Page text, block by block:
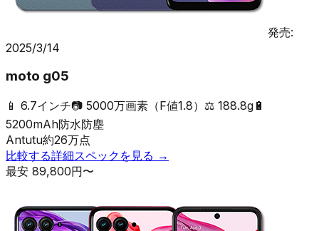
発売:
2025/3/14
moto g05
📱 6.7インチ📷 5000万画素（F値1.8） ⚖️ 188.8g 🔋
5200mAh防水防塵
Antutu約26万点
比較する詳細スペックを見る →
最安 89,800円〜